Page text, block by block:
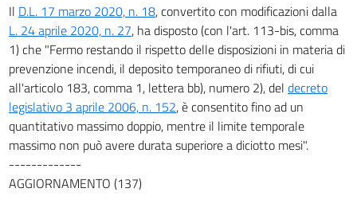
151
152
153
154
155
156
157
158
Il D.L. 17 marzo 2020, n. 18, convertito con modificazioni dalla
L. 24 aprile 2020, n. 27, ha disposto (con l'art. 113-bis, comma
1) che "Fermo restando il rispetto delle disposizioni in materia di
prevenzione incendi, il deposito temporaneo di rifiuti, di cui
all'articolo 183, comma 1, lettera bb), numero 2), del decreto
legislativo 3 aprile 2006, n. 152, è consentito fino ad un
quantitativo massimo doppio, mentre il limite temporale
massimo non può avere durata superiore a diciotto mesi".
-------------
AGGIORNAMENTO (137)